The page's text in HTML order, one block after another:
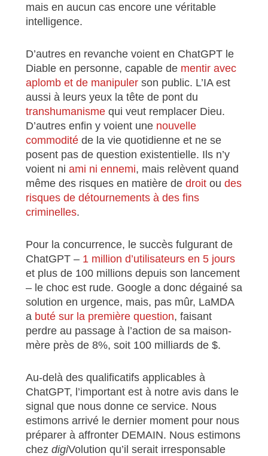
mais en aucun cas encore une véritable
intelligence.
D’autres en revanche voient en ChatGPT le
Diable en personne, capable de mentir avec
aplomb et de manipulerson public. L’IA est
aussi à leurs yeux la tête de pont du
transhumanismequi veut remplacer Dieu.
D’autres enfin y voient une nouvelle
commoditéde la vie quotidienne et ne se
posent pas de question existentielle. Ils n’y
voient ni ami ni ennemi, mais relèvent quand
même des risques en matière de droitou des
risques de détournements à des fins
criminelles.
Pour la concurrence, le succès fulgurant de
ChatGPT – 1 million d’utilisateurs en 5 jours
et plus de 100 millions depuis son lancement
– le choc est rude. Google a donc dégainé sa
solution en urgence, mais, pas mûr, LaMDA
a buté sur la première question, faisant
perdre au passage à l’action de sa maison-
mère près de 8%, soit 100 milliards de $.
Au-delà des qualificatifs applicables à
ChatGPT, l’important est à notre avis dans le
signal que nous donne ce service. Nous
estimons arrivé le dernier moment pour nous
préparer à affronter DEMAIN. Nous estimons
chez digiVolution qu’il serait irresponsable